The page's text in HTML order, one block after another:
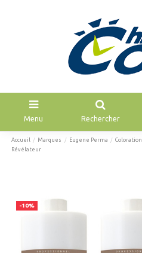
Menu Rechercher
Accueil Marques Eugene Perma Coloration
Révélateur
-10%